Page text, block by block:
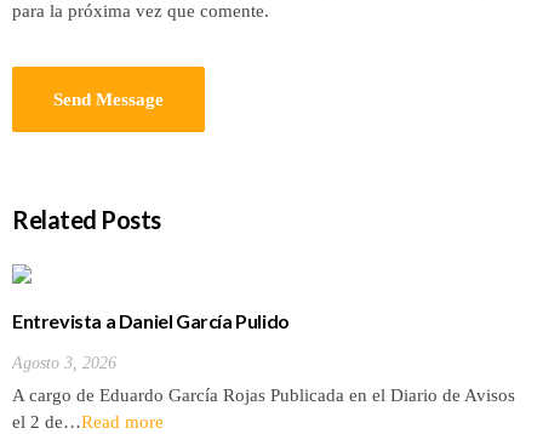
para la próxima vez que comente.
Related Posts
Entrevista a Daniel García Pulido
Agosto 3, 2026
A cargo de Eduardo García Rojas Publicada en el Diario de Avisos
el 2 de…Read more